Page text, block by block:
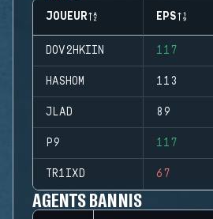
JOUEUR EPS
DOV2HKIIN 117
HASHOM 113
JLAD 89
P9 117
TR1IXD 67
AGENTS BANNIS